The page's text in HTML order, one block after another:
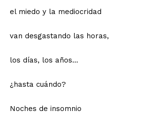
el miedo y la mediocridad
van desgastando las horas,
los días, los años…
¿hasta cuándo?
Noches de insomnio